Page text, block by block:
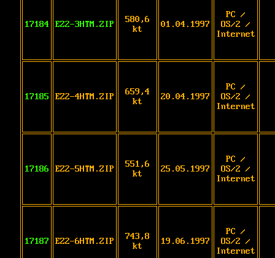
17184 EZ2-3HTM.ZIP
580,6
kt
01.04.1997
PC /
OS/2 /
Internet
17185 EZ2-4HTM.ZIP
659,4
kt
20.04.1997
PC /
OS/2 /
Internet
17186 EZ2-5HTM.ZIP
551,6
kt
25.05.1997
PC /
OS/2 /
Internet
17187 EZ2-6HTM.ZIP
743,8
kt
19.06.1997
PC /
OS/2 /
Internet